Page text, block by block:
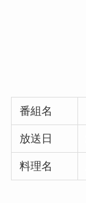
番組名
放送日
料理名